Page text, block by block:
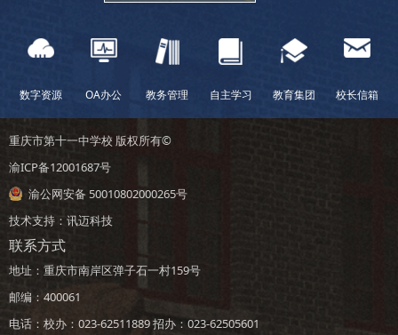
数字资源 OA办公 教务管理 自主学习 教育集团 校长信箱
重庆市第十一中学校 版权所有©
渝ICP备12001687号
渝公网安备 50010802000265号
技术支持： 讯迈科技
联系方式
地址：重庆市南岸区弹子石一村159号
邮编：400061
电话：校办：023-62511889 招办：023-62505601